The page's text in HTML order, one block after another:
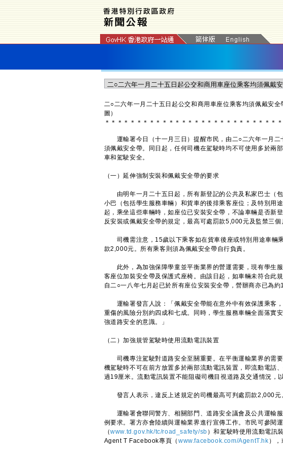
二○二六年一月二十五日起公交和商用車座位乘客均須佩戴安
圖）
＊ ＊ ＊ ＊ ＊ ＊ ＊ ＊ ＊ ＊ ＊ ＊ ＊ ＊ ＊ ＊ ＊ ＊ ＊ ＊ ＊ ＊ ＊ ＊ ＊ ＊ ＊ ＊
運輸署今日（十一月三日）提醒市民，由二○二六年一月二
須佩戴安全帶。同日起，任何司機在駕駛時均不可使用多於兩
車和駕駛安全。
（一）延伸強制安裝和佩戴安全帶的要求
由明年一月二十五日起，所有新登記的公共及私家巴士（包
小巴（包括學生服務車輛）和貨車的後排乘客座位；及特別用
起，乘坐這些車輛時，如座位已安裝安全帶，不論車輛是否新
反安裝或佩戴安全帶的規定，最高可處罰款5,000元及監禁三個
司機需注意，15歲以下乘客如在貨車後座或特別用途車輛
款2,000元。所有乘客則須為佩戴安全帶自行負責。
此外，為加強保障學童並平衡業界的營運需要，現有學生
客座位加裝安全帶及保護式座椅。由該日起，如車輛未符合此
自二○一八年七月起已於所有座位安裝安全帶，營辦商亦已為
運輸署發言人說：「佩戴安全帶能在意外中有效保護乘客，
重傷的風險分別約四成和七成。同時，學生服務車輛全面落實
強道路安全的意識。」
（二）加強規管駕駛時使用流動電訊裝置
司機專注駕駛對道路安全至關重要。在平衡運輸業界的需要
機駕駛時不可在前方放置多於兩部流動電訊裝置，即流動電話
過19厘米。流動電訊裝置不能阻礙司機目視道路及交通情況，
發言人表示，違反上述規定的司機最高可判處罰款2,000元
運輸署會聯同警方、相關部門、道路安全議會及公共運輸
例要求。署方亦會陸續與運輸業界進行宣傳工作。市民可參閱
（www.td.gov.hk/tc/road_safety/sb ）和駕駛時使用流動電訊
Agent T Facebook專頁（ www.facebook.com/AgentT.hk ）